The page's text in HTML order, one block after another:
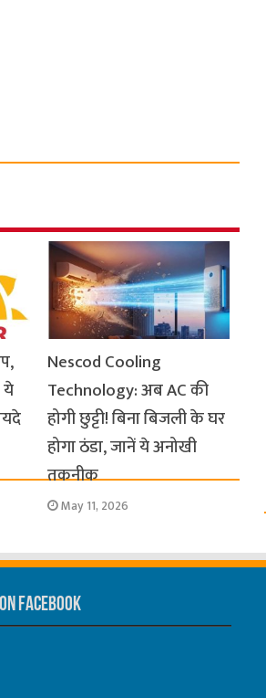
Nescod Cooling
Technology: अब AC की
होगी छुट्टी! बिना बिजली के घर
होगा ठंडा, जानें ये अनोखी
तकनीक
May 11, 2026
Facebook